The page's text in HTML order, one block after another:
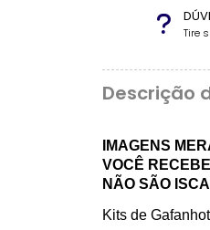
Tire
Descrição
IMAGENS
VOCÊ
NÃO SÃO
Kits de